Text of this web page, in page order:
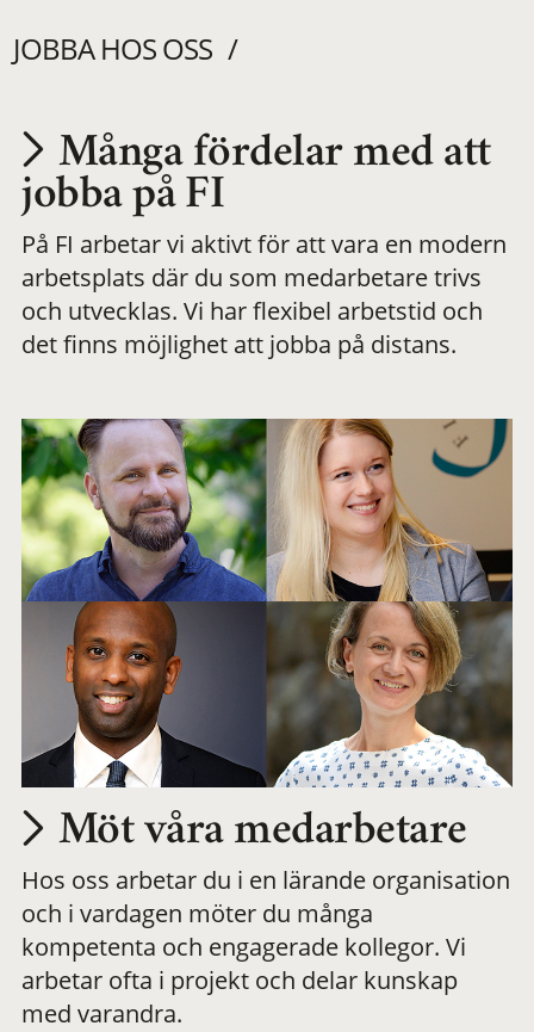
JOBBA HOS OSS
Utvecklas på en
meningsfull och
flexibel
Många fördelar med att
jobba på FI
På FI arbetar vi aktivt för att vara en modern
arbetsplats där du som medarbetare trivs
och utvecklas. Vi har flexibel arbetstid och
det finns möjlighet att jobba på distans.
Möt våra medarbetare
Hos oss arbetar du i en lärande organisation
och i vardagen möter du många
kompetenta och engagerade kollegor. Vi
arbetar ofta i projekt och delar kunskap
med varandra.